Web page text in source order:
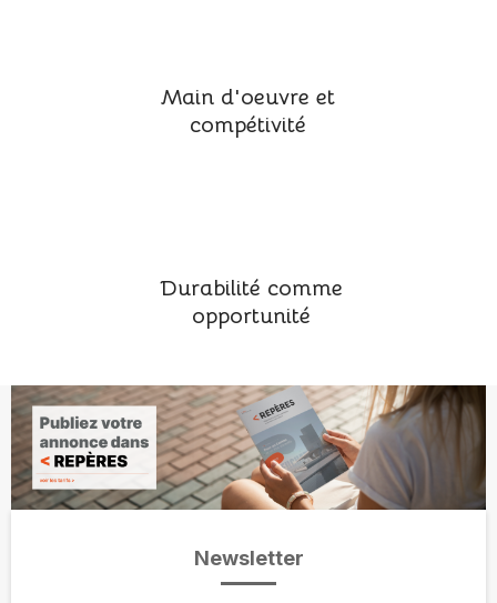
Main d'oeuvre et
compétivité
Durabilité comme
opportunité
Newsletter